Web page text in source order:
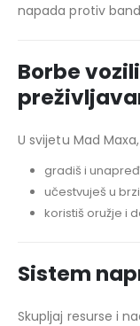
napada protiv
Borbe
U svijetu Mad
gradiš i
učestvuješ u
koristiš oružje i
Sistem
Skupljaj resurse i